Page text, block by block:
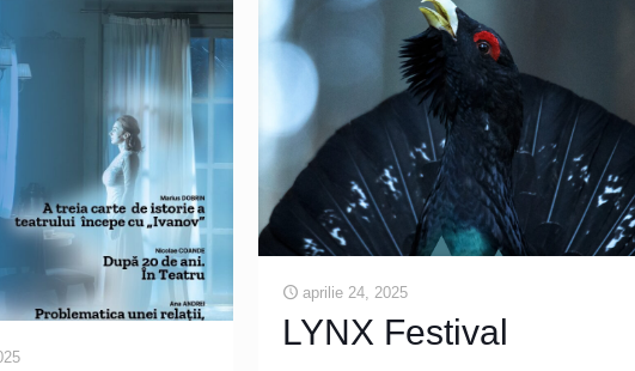
aprilie 24, 2025
LYNX Festival